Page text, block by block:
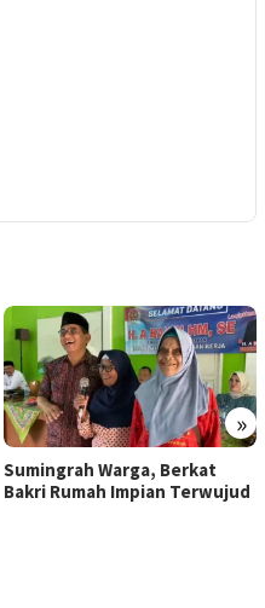
»
Satu Lagi Jemaah Haji
Tebo Meninggal Dunia